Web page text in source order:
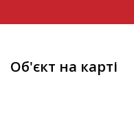
Об'єкт на карті